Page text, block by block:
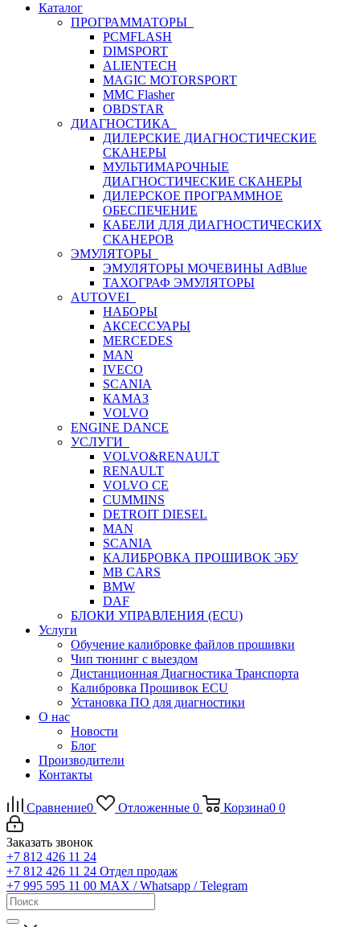
Каталог
ПРОГРАММАТОРЫ
PCMFLASH
DIMSPORT
ALIENTECH
MAGIC MOTORSPORT
MMC Flasher
OBDSTAR
ДИАГНОСТИКА
ДИЛЕРСКИЕ ДИАГНОСТИЧЕСКИЕ
СКАНЕРЫ
МУЛЬТИМАРОЧНЫЕ
ДИАГНОСТИЧЕСКИЕ СКАНЕРЫ
ДИЛЕРСКОЕ ПРОГРАММНОЕ
ОБЕСПЕЧЕНИЕ
КАБЕЛИ ДЛЯ ДИАГНОСТИЧЕСКИХ
СКАНЕРОВ
ЭМУЛЯТОРЫ
ЭМУЛЯТОРЫ МОЧЕВИНЫ АdBlue
ТАХОГРАФ ЭМУЛЯТОРЫ
AUTOVEI
НАБОРЫ
АКСЕССУАРЫ
MERCEDES
MAN
IVECO
SCANIA
КАМАЗ
VOLVO
ENGINE DANCE
УСЛУГИ
VOLVO&RENAULT
RENAULT
VOLVO CE
CUMMINS
DETROIT DIESEL
MAN
SCANIA
КАЛИБРОВКА ПРОШИВОК ЭБУ
MB CARS
BMW
DAF
БЛОКИ УПРАВЛЕНИЯ (ECU)
Услуги
Обучение калибровке файлов прошивки
Чип тюнинг с выездом
Дистанционная Диагностика Транспорта
Калибровка Прошивок ECU
Установка ПО для диагностики
О нас
Новости
Блог
Производители
Контакты
Сравнение0 Отложенные 0 Корзина0 0
Заказать звонок
+7 812 426 11 24
+7 812 426 11 24 Отдел продаж
+7 995 595 11 00 MAX / Whatsapp / Telegram